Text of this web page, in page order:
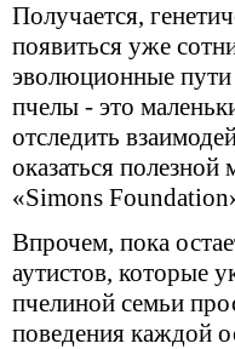
Получается,
появиться уже
эволюционные
пчелы - это
отследить
оказаться
«Simons
Впрочем, пока
аутистов, которые
пчелиной семьи
поведения каждой